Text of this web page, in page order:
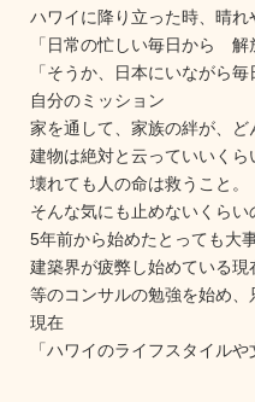
ハワイに降り立った時、晴
「日常の忙しい毎日から 解
「そうか、日本にいながら
自分のミッション
家を通して、家族の絆が、
建物は絶対と云っていいくら
壊れても人の命は救うこと。
そんな気にも止めないくら
5年前から始めたとっても大
建築界が疲弊し始めている
等のコンサルの勉強を始め
現在
「ハワイのライフスタイル